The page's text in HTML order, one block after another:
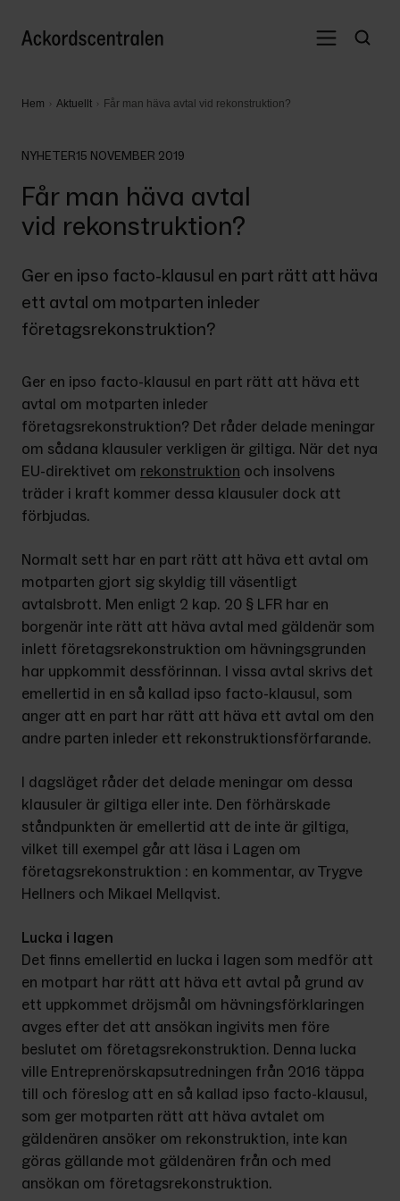
Hem Aktuellt Får man häva avtal vid rekonstruktion?
NYHETER15 NOVEMBER 2019
Får man häva avtal
vid rekonstruktion?
Ger en ipso facto-klausul en part rätt att häva
ett avtal om motparten inleder
företagsrekonstruktion?
Ger en ipso facto-klausul en part rätt att häva ett
avtal om motparten inleder
företagsrekonstruktion? Det råder delade meningar
om sådana klausuler verkligen är giltiga. När det nya
EU-direktivet om rekonstruktion och insolvens
träder i kraft kommer dessa klausuler dock att
förbjudas.
Normalt sett har en part rätt att häva ett avtal om
motparten gjort sig skyldig till väsentligt
avtalsbrott. Men enligt 2 kap. 20 § LFR har en
borgenär inte rätt att häva avtal med gäldenär som
inlett företagsrekonstruktion om hävningsgrunden
har uppkommit dessförinnan. I vissa avtal skrivs det
emellertid in en så kallad ipso facto-klausul, som
anger att en part har rätt att häva ett avtal om den
andre parten inleder ett rekonstruktionsförfarande.
I dagsläget råder det delade meningar om dessa
klausuler är giltiga eller inte. Den förhärskade
ståndpunkten är emellertid att de inte är giltiga,
vilket till exempel går att läsa i Lagen om
företagsrekonstruktion : en kommentar, av Trygve
Hellners och Mikael Mellqvist.
Lucka i lagen
Det finns emellertid en lucka i lagen som medför att
en motpart har rätt att häva ett avtal på grund av
ett uppkommet dröjsmål om hävningsförklaringen
avges efter det att ansökan ingivits men före
beslutet om företagsrekonstruktion. Denna lucka
ville Entreprenörskapsutredningen från 2016 täppa
till och föreslog att en så kallad ipso facto-klausul,
som ger motparten rätt att häva avtalet om
gäldenären ansöker om rekonstruktion, inte kan
göras gällande mot gäldenären från och med
ansökan om företagsrekonstruktion.